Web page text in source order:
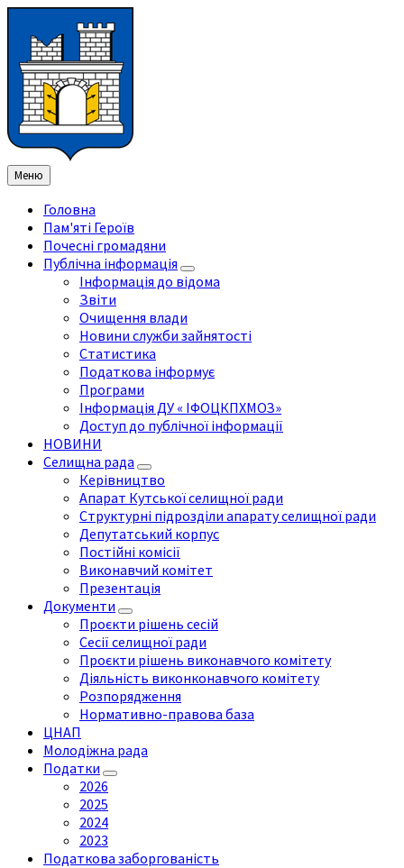
змісту
ліву
бічну
панель
праву
бічну
панель
нижнього
колонтитула
Меню
Головна
Пам'яті Героїв
Почесні громадяни
Публічна інформація
Інформація до відома
Звіти
Очищення влади
Новини служби зайнятості
Статистика
Податкова інформує
Програми
Інформація ДУ « ІФОЦКПХМОЗ»
Доступ до публічної інформації
НОВИНИ
Селищна рада
Керівництво
Апарат Кутської селищної ради
Структурні підрозділи апарату селищної ради
Депутатський корпус
Постійні комісії
Виконавчий комітет
Презентація
Документи
Проєкти рішень сесій
Сесії селищної ради
Проєкти рішень виконавчого комітету
Діяльність виконконавчого комітету
Розпорядження
Нормативно-правова база
ЦНАП
Молодіжна рада
Податки
2026
2025
2024
2023
Податкова заборгованість